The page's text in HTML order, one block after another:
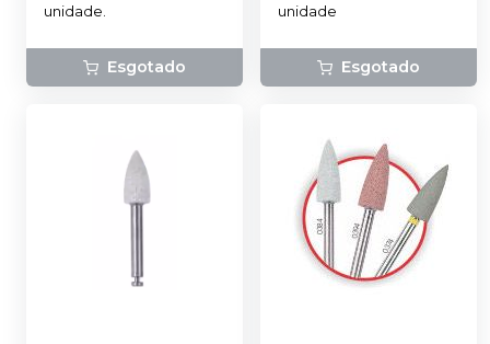
unidade.
Esgotado
unidade
Esgotado